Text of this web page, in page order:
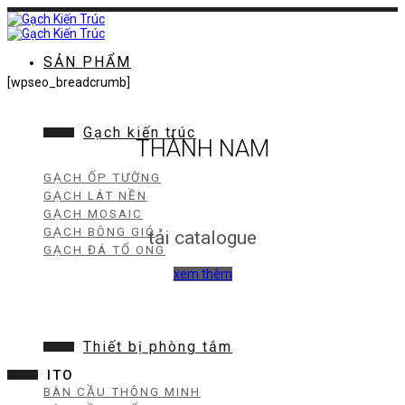
Chuyển
đến
nội
SẢN PHẨM
Gạch kiến trúc
GẠCH ỐP TƯỜNG
GẠCH LÁT NỀN
GẠCH MOSAIC
GẠCH BÔNG GIÓ
GẠCH ĐÁ TỔ ONG
Thiết bị phòng tắm
BÀN CẦU THÔNG MINH
[wpseo_breadcrumb]
THÀNH NAM
tải catalogue
xem thêm
ITO